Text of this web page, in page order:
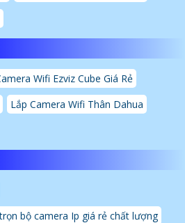
Wifi Ezviz Cube Giá Rẻ
Lắp Camera Wifi Thân Dahua
bộ camera Ip giá rẻ chất lượng